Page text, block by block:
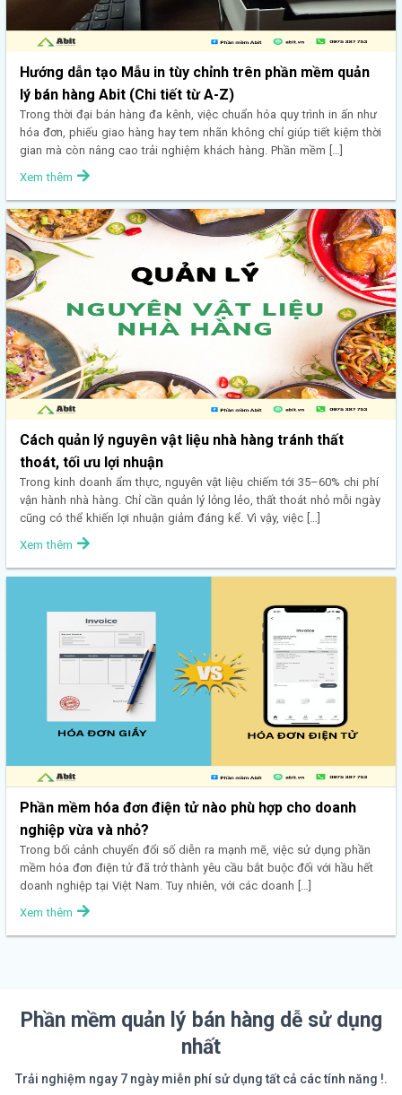
Hướng dẫn tạo Mẫu in tùy chỉnh trên phần mềm quản
lý bán hàng Abit (Chi tiết từ A-Z)
Trong thời đại bán hàng đa kênh, việc chuẩn hóa quy trình in ấn như
hóa đơn, phiếu giao hàng hay tem nhãn không chỉ giúp tiết kiệm thời
gian mà còn nâng cao trải nghiệm khách hàng. Phần mềm […]
Xem thêm
Cách quản lý nguyên vật liệu nhà hàng tránh thất
thoát, tối ưu lợi nhuận
Trong kinh doanh ẩm thực, nguyên vật liệu chiếm tới 35–60% chi phí
vận hành nhà hàng. Chỉ cần quản lý lỏng lẻo, thất thoát nhỏ mỗi ngày
cũng có thể khiến lợi nhuận giảm đáng kể. Vì vậy, việc […]
Xem thêm
Phần mềm hóa đơn điện tử nào phù hợp cho doanh
nghiệp vừa và nhỏ?
Trong bối cảnh chuyển đổi số diễn ra mạnh mẽ, việc sử dụng phần
mềm hóa đơn điện tử đã trở thành yêu cầu bắt buộc đối với hầu hết
doanh nghiệp tại Việt Nam. Tuy nhiên, với các doanh […]
Xem thêm
Phần mềm quản lý bán hàng dễ sử dụng
nhất
Trải nghiệm ngay 7 ngày miễn phí sử dụng tất cả các tính năng !.